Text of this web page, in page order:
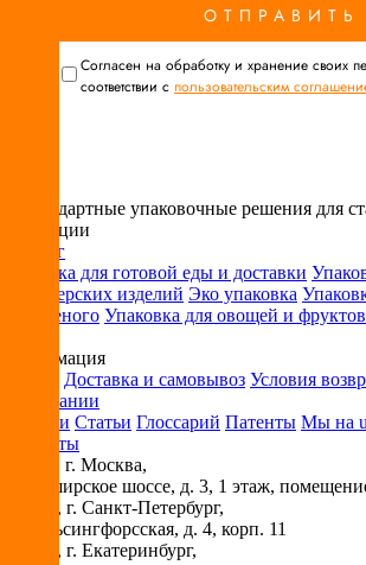
Cогласен на обработку и хранение своих
соответствии с пользовательским
Нестандартные упаковочные решения для
продукции
Каталог
Упаковка для готовой еды и доставки
кондитерских изделий Эко упаковка
мороженого Упаковка для овощей и фруктов
Информация
Доставка и самовывоз Условия
О компании
Новости Статьи Глоссарий Патенты Мы на
Контакты
, г. Москва,
ул. Каширское шоссе, д. 3, 1 этаж,
, г. Санкт-Петербург,
ул. Гельсингфорсская, д. 4, корп. 11
, г. Екатеринбург,